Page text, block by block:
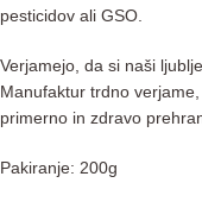
pesticidov ali GSO.
Verjamejo, da si naši
Manufaktur trdno
primerno in zdravo
Pakiranje: 200g